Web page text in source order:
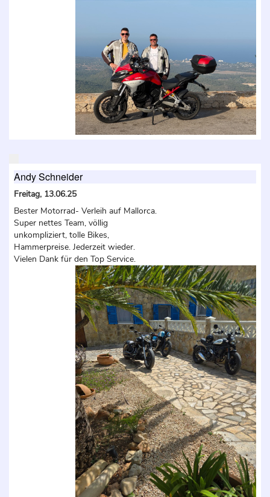
Andy Schneider
Freitag, 13.06.25
Bester Motorrad- Verleih auf Mallorca.
Super nettes Team, völlig
unkompliziert, tolle Bikes,
Hammerpreise. Jederzeit wieder.
Vielen Dank für den Top Service.